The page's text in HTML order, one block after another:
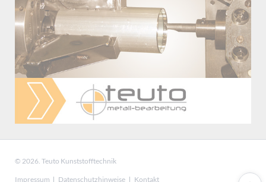
© 2026. Teuto Kunststofftechnik
Navigation
Impressum Datenschutzhinweise Kontakt